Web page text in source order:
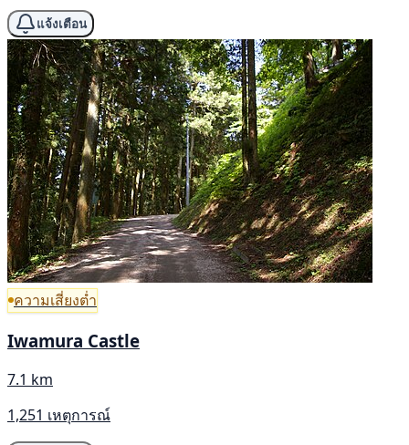
แจ้งเตือน
ความเสี่ยงต่ำ
Iwamura Castle
7.1 km
1,251 เหตุการณ์